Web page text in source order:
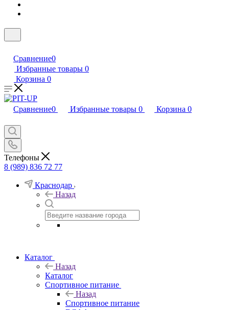
Сравнение0
Избранные товары 0
Корзина 0
Сравнение0 Избранные товары 0 Корзина 0
Телефоны
8 (989) 836 72 77
Краснодар
Назад
Каталог
Назад
Каталог
Спортивное питание
Назад
Спортивное питание